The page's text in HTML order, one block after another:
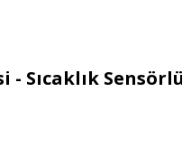
Sıcaklık